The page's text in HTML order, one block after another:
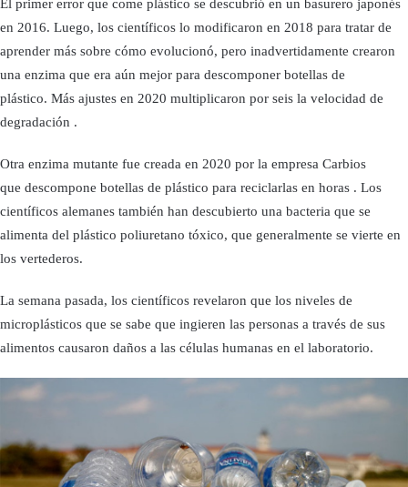
El primer error que come plástico se descubrió en un basurero japonés
en 2016. Luego, los científicos lo modificaron en 2018 para tratar de
aprender más sobre cómo evolucionó, pero inadvertidamente crearon
una enzima que era aún mejor para descomponer botellas de
plástico. Más ajustes en 2020 multiplicaron por seis la velocidad de
degradación .
Otra enzima mutante fue creada en 2020 por la empresa Carbios
que descompone botellas de plástico para reciclarlas en horas . Los
científicos alemanes también han descubierto una bacteria que se
alimenta del plástico poliuretano tóxico, que generalmente se vierte en
los vertederos.
La semana pasada, los científicos revelaron que los niveles de
microplásticos que se sabe que ingieren las personas a través de sus
alimentos causaron daños a las células humanas en el laboratorio.